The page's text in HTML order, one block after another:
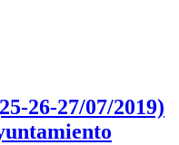
26-27/07/2019)